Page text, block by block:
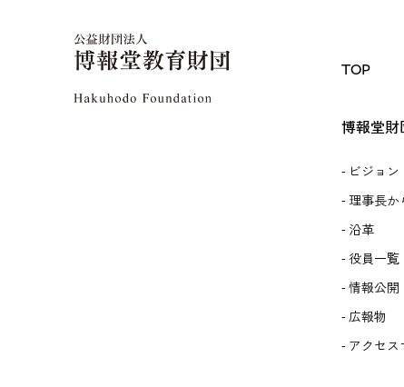
TOP
博報堂財
ビジョン
理事長か
沿革
役員一覧
情報公開
広報物
アクセス